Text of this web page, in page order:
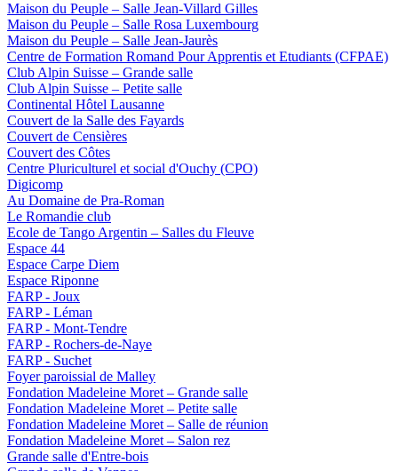
Maison du Peuple – Salle Jean-Villard Gilles
Maison du Peuple – Salle Rosa Luxembourg
Maison du Peuple – Salle Jean-Jaurès
Centre de Formation Romand Pour Apprentis et Etudiants (CFPAE)
Club Alpin Suisse – Grande salle
Club Alpin Suisse – Petite salle
Continental Hôtel Lausanne
Couvert de la Salle des Fayards
Couvert de Censières
Couvert des Côtes
Centre Pluriculturel et social d'Ouchy (CPO)
Digicomp
Au Domaine de Pra-Roman
Le Romandie club
Ecole de Tango Argentin – Salles du Fleuve
Espace 44
Espace Carpe Diem
Espace Riponne
FARP - Joux
FARP - Léman
FARP - Mont-Tendre
FARP - Rochers-de-Naye
FARP - Suchet
Foyer paroissial de Malley
Fondation Madeleine Moret – Grande salle
Fondation Madeleine Moret – Petite salle
Fondation Madeleine Moret – Salle de réunion
Fondation Madeleine Moret – Salon rez
Grande salle d'Entre-bois